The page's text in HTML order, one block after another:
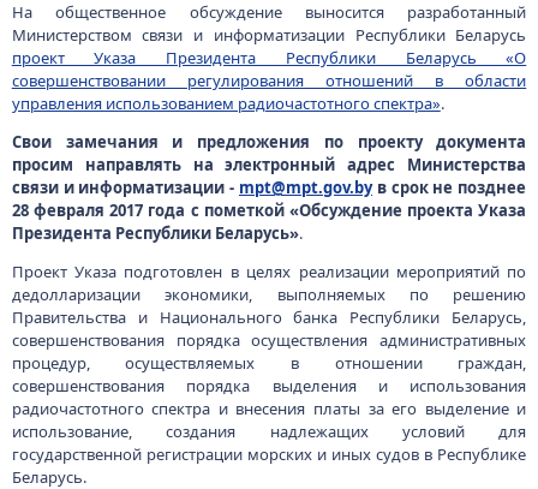
На общественное обсуждение выносится разработанный
Министерством связи и информатизации Республики Беларусь
проект Указа Президента Республики Беларусь «О
совершенствовании регулирования отношений в области
управления использованием радиочастотного спектра».
Свои замечания и предложения по проекту документа
просим направлять на электронный адрес Министерства
связи и информатизации - mpt@mpt.gov.byв срок не позднее
28 февраля 2017 года с пометкой «Обсуждение проекта Указа
Президента Республики Беларусь».
Проект Указа подготовлен в целях реализации мероприятий по
дедолларизации экономики, выполняемых по решению
Правительства и Национального банка Республики Беларусь,
совершенствования порядка осуществления административных
процедур, осуществляемых в отношении граждан,
совершенствования порядка выделения и использования
радиочастотного спектра и внесения платы за его выделение и
использование, создания надлежащих условий для
государственной регистрации морских и иных судов в Республике
Беларусь.